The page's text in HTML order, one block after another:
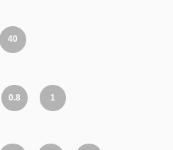
40
0.8 1